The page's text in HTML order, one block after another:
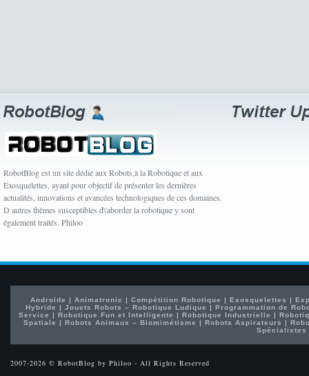
RobotBlog est un site dédié aux Robots,à la Robotique et aux
Exosquelettes, ayant pour objectif de présenter les dernières
actualités, innovations et avancées technologiques de ces domaines.
D autres thèmes susceptibles d\'aborder la robotique y sont
également traités. Philoo
Androïde | Animatronic | Compétition Robotique | Exosquelettes |
Hybride |Jouets Robots – Robotique Ludique |Programmation de
Service | Robotique Fun et Intelligente | Robotique Industrielle |
Spatiale | Robots Animaux – Biomimétisme | Robots Aspirateurs |
Spécialistes
2007-2026 © RobotBlog by Philoo - All Rights Reserved